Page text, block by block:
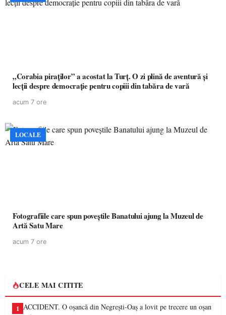
„Corabia piraților” a acostat la Turț. O zi plină de aventură și
lecții despre democrație pentru copiii din tabăra de vară
acum 7 ore
LOCALE
Fotografiile care spun poveștile Banatului ajung la Muzeul de
Artă Satu Mare
acum 7 ore
CELE MAI CITITE
1 ACCIDENT. O oșancă din Negrești-Oaș a lovit pe trecere un oșan